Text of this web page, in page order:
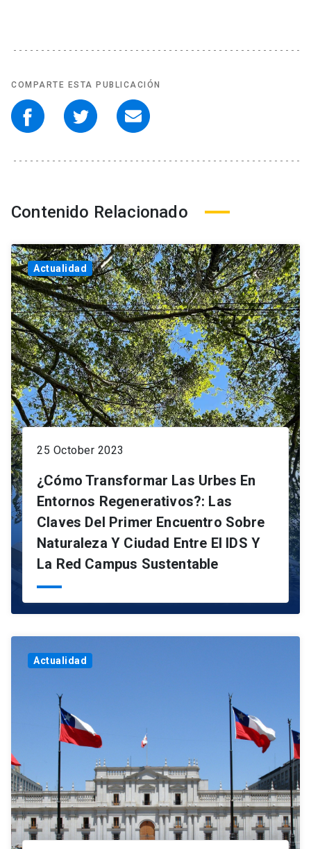
COMPARTE ESTA PUBLICACIÓN
Contenido Relacionado
Actualidad
25 October 2023
¿Cómo Transformar Las Urbes En
Entornos Regenerativos?: Las
Claves Del Primer Encuentro Sobre
Naturaleza Y Ciudad Entre El IDS Y
La Red Campus Sustentable
Actualidad